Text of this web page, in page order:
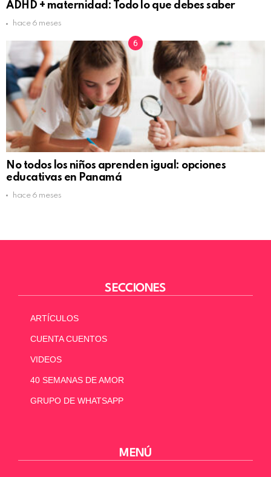
ADHD + maternidad: Todo lo que debes saber
hace 6 meses
No todos los niños aprenden igual: opciones
educativas en Panamá
hace 6 meses
SECCIONES
ARTÍCULOS
CUENTA CUENTOS
VIDEOS
40 SEMANAS DE AMOR
GRUPO DE WHATSAPP
MENÚ